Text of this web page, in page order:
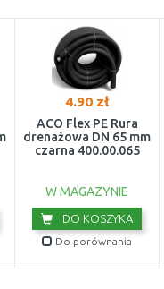
4.90 zł
ACO Flex PE Rura
drenażowa DN 65 mm
czarna 400.00.065
W MAGAZYNIE
DO KOSZYKA
Do porównania